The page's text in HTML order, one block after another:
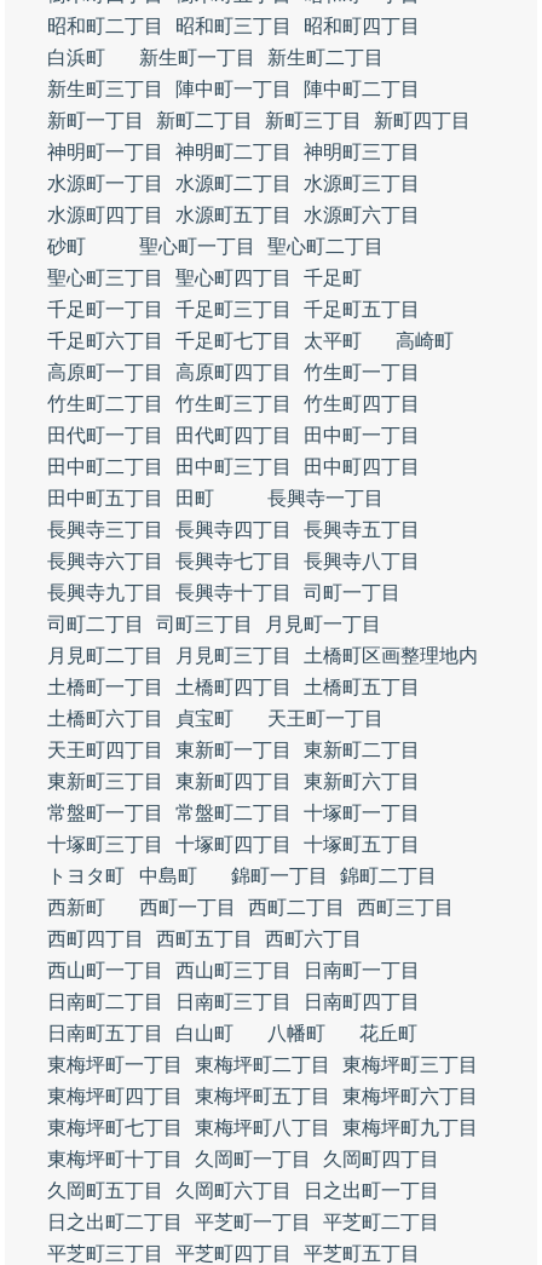
昭和町二丁目
昭和町三丁目
昭和町四丁目
白浜町
新生町一丁目
新生町二丁目
新生町三丁目
陣中町一丁目
陣中町二丁目
新町一丁目
新町二丁目 新町三丁目
新町四丁目
神明町一丁目
神明町二丁目
神明町三丁目
水源町一丁目
水源町二丁目
水源町三丁目
水源町四丁目
水源町五丁目
水源町六丁目
砂町
聖心町一丁目
聖心町二丁目
聖心町三丁目
聖心町四丁目
千足町
千足町一丁目
千足町三丁目
千足町五丁目
千足町六丁目
千足町七丁目 太平町
高崎町
高原町一丁目
高原町四丁目
竹生町一丁目
竹生町二丁目
竹生町三丁目
竹生町四丁目
田代町一丁目
田代町四丁目
田中町一丁目
田中町二丁目
田中町三丁目
田中町四丁目
田中町五丁目
田町
長興寺一丁目
長興寺三丁目
長興寺四丁目
長興寺五丁目
長興寺六丁目
長興寺七丁目
長興寺八丁目
長興寺九丁目
長興寺十丁目
司町一丁目
司町二丁目
司町三丁目
月見町一丁目
月見町二丁目
月見町三丁目
土橋町区画整理地内
土橋町一丁目
土橋町四丁目
土橋町五丁目
土橋町六丁目
貞宝町
天王町一丁目
天王町四丁目
東新町一丁目
東新町二丁目
東新町三丁目
東新町四丁目
東新町六丁目
常盤町一丁目
常盤町二丁目
十塚町一丁目
十塚町三丁目
十塚町四丁目
十塚町五丁目
トヨタ町
中島町 錦町一丁目
錦町二丁目
西新町
西町一丁目 西町二丁目
西町三丁目
西町四丁目
西町五丁目
西町六丁目
西山町一丁目
西山町三丁目
日南町一丁目
日南町二丁目
日南町三丁目
日南町四丁目
日南町五丁目
白山町 八幡町
花丘町
東梅坪町一丁目
東梅坪町二丁目
東梅坪町三丁目
東梅坪町四丁目
東梅坪町五丁目
東梅坪町六丁目
東梅坪町七丁目
東梅坪町八丁目
東梅坪町九丁目
東梅坪町十丁目
久岡町一丁目
久岡町四丁目
久岡町五丁目
久岡町六丁目
日之出町一丁目
日之出町二丁目
平芝町一丁目
平芝町二丁目
平芝町三丁目
平芝町四丁目
平芝町五丁目